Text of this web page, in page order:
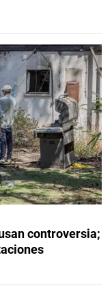
controversia;